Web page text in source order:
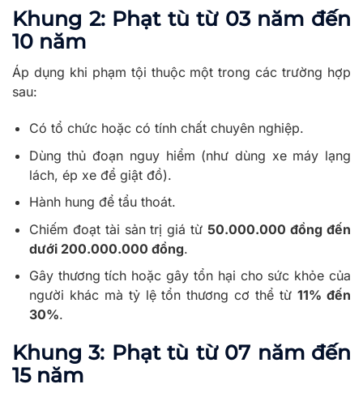
Khung 2: Phạt tù từ 03 năm đến
10 năm
Áp dụng khi phạm tội thuộc một trong các trường hợp
sau:
Có tổ chức hoặc có tính chất chuyên nghiệp.
Dùng thủ đoạn nguy hiểm (như dùng xe máy lạng
lách, ép xe để giật đồ).
Hành hung để tẩu thoát.
Chiếm đoạt tài sản trị giá từ50.000.000 đồng đến
dưới 200.000.000 đồng.
Gây thương tích hoặc gây tổn hại cho sức khỏe của
người khác mà tỷ lệ tổn thương cơ thể từ11% đến
30%.
Khung 3: Phạt tù từ 07 năm đến
15 năm